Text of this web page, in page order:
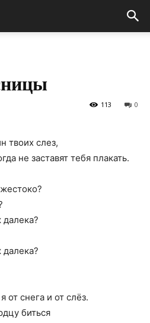
0
113
твоих слез,
не заставят тебя плакать.
снега и от слёз.
биться